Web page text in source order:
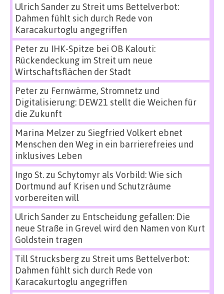
Ulrich Sanderzu Streit ums Bettelverbot:
Dahmen fühlt sich durch Rede von
Karacakurtoglu angegriffen
Peterzu IHK-Spitze bei OB Kalouti:
Rückendeckung im Streit um neue
Wirtschaftsflächen der Stadt
Peterzu Fernwärme, Stromnetz und
Digitalisierung: DEW21 stellt die Weichen für
die Zukunft
Marina Melzerzu Siegfried Volkert ebnet
Menschen den Weg in ein barrierefreies und
inklusives Leben
Ingo St.zu Schytomyr als Vorbild: Wie sich
Dortmund auf Krisen und Schutzräume
vorbereiten will
Ulrich Sanderzu Entscheidung gefallen: Die
neue Straße in Grevel wird den Namen von Kurt
Goldstein tragen
Till Strucksbergzu Streit ums Bettelverbot:
Dahmen fühlt sich durch Rede von
Karacakurtoglu angegriffen